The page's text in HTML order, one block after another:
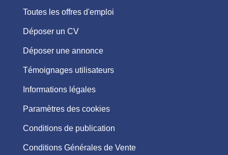
Toutes les offres d'emploi
Déposer un CV
Déposer une annonce
Témoignages utilisateurs
Informations légales
Paramètres des cookies
Conditions de publication
Conditions Générales de Vente